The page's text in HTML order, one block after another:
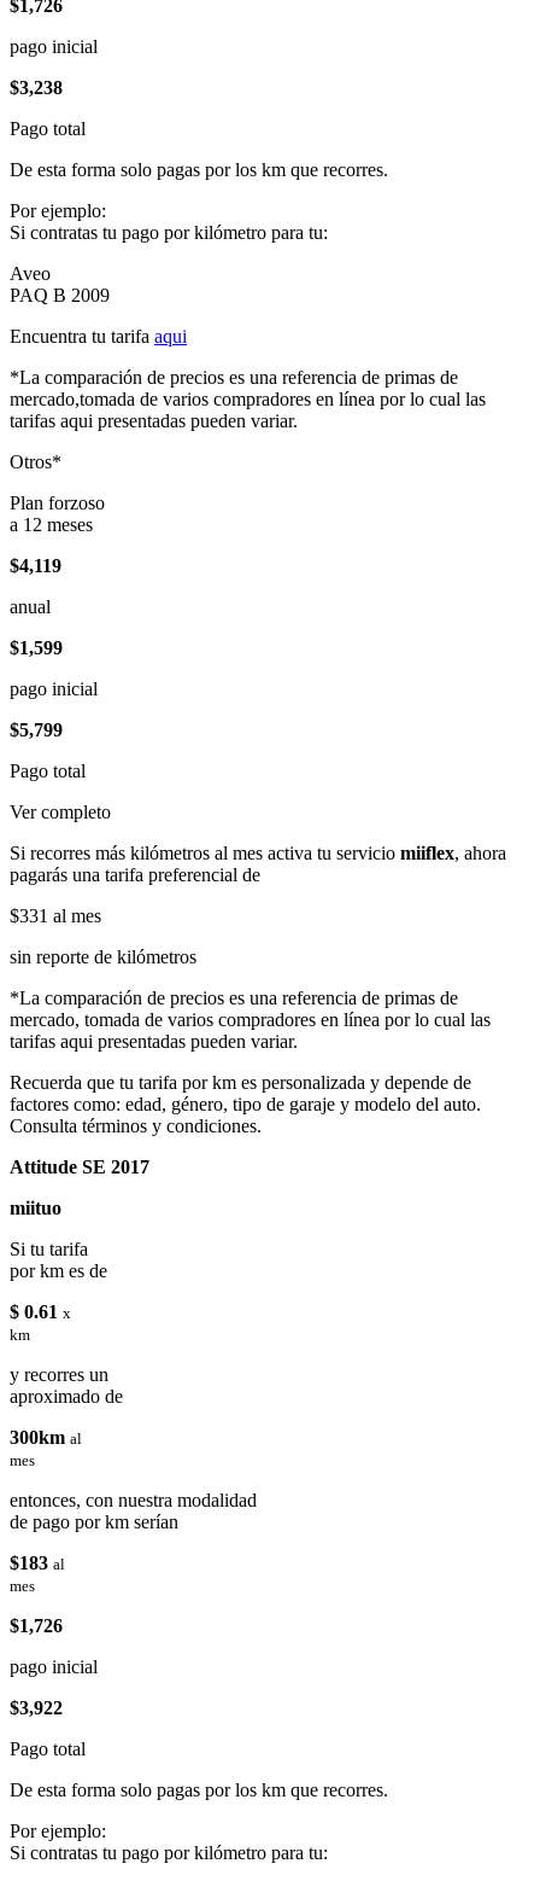
$1,726
pago inicial
$3,238
Pago total
De esta forma solo pagas por los km que recorres.
Por ejemplo:
Si contratas tu pago por kilómetro para tu:
Aveo
PAQ B 2009
Encuentra tu tarifa aqui
*La comparación de precios es una referencia de primas de
mercado,tomada de varios compradores en línea por lo cual las
tarifas aqui presentadas pueden variar.
Otros*
Plan forzoso
a 12 meses
$4,119
anual
$1,599
pago inicial
$5,799
Pago total
Ver completo
Si recorres más kilómetros al mes activa tu servicio miiflex, ahora
pagarás una tarifa preferencial de
$331 al mes
sin reporte de kilómetros
*La comparación de precios es una referencia de primas de
mercado, tomada de varios compradores en línea por lo cual las
tarifas aqui presentadas pueden variar.
Recuerda que tu tarifa por km es personalizada y depende de
factores como: edad, género, tipo de garaje y modelo del auto.
Consulta términos y condiciones.
Attitude SE 2017
miituo
Si tu tarifa
por km es de
$ 0.61 x
km
y recorres un
aproximado de
300km al
mes
entonces, con nuestra modalidad
de pago por km serían
$183 al
mes
$1,726
pago inicial
$3,922
Pago total
De esta forma solo pagas por los km que recorres.
Por ejemplo:
Si contratas tu pago por kilómetro para tu: